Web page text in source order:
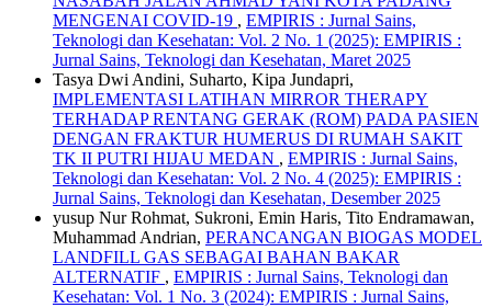
MENGENAI COVID-19 , EMPIRIS : Jurnal Sains,
Teknologi dan Kesehatan: Vol. 2 No. 1 (2025): EMPIRIS :
Jurnal Sains, Teknologi dan Kesehatan, Maret 2025
Tasya Dwi Andini, Suharto, Kipa Jundapri,
IMPLEMENTASI LATIHAN MIRROR THERAPY
TERHADAP RENTANG GERAK (ROM) PADA PASIEN
DENGAN FRAKTUR HUMERUS DI RUMAH SAKIT
TK II PUTRI HIJAU MEDAN , EMPIRIS : Jurnal Sains,
Teknologi dan Kesehatan: Vol. 2 No. 4 (2025): EMPIRIS :
Jurnal Sains, Teknologi dan Kesehatan, Desember 2025
yusup Nur Rohmat, Sukroni, Emin Haris, Tito Endramawan,
Muhammad Andrian, PERANCANGAN BIOGAS MODEL
LANDFILL GAS SEBAGAI BAHAN BAKAR
ALTERNATIF , EMPIRIS : Jurnal Sains, Teknologi dan
Kesehatan: Vol. 1 No. 3 (2024): EMPIRIS : Jurnal Sains,